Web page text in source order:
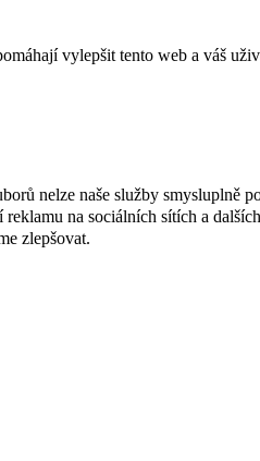
vylepšit tento web a váš
nelze naše služby smysluplně
na sociálních sítích a
zlepšovat.